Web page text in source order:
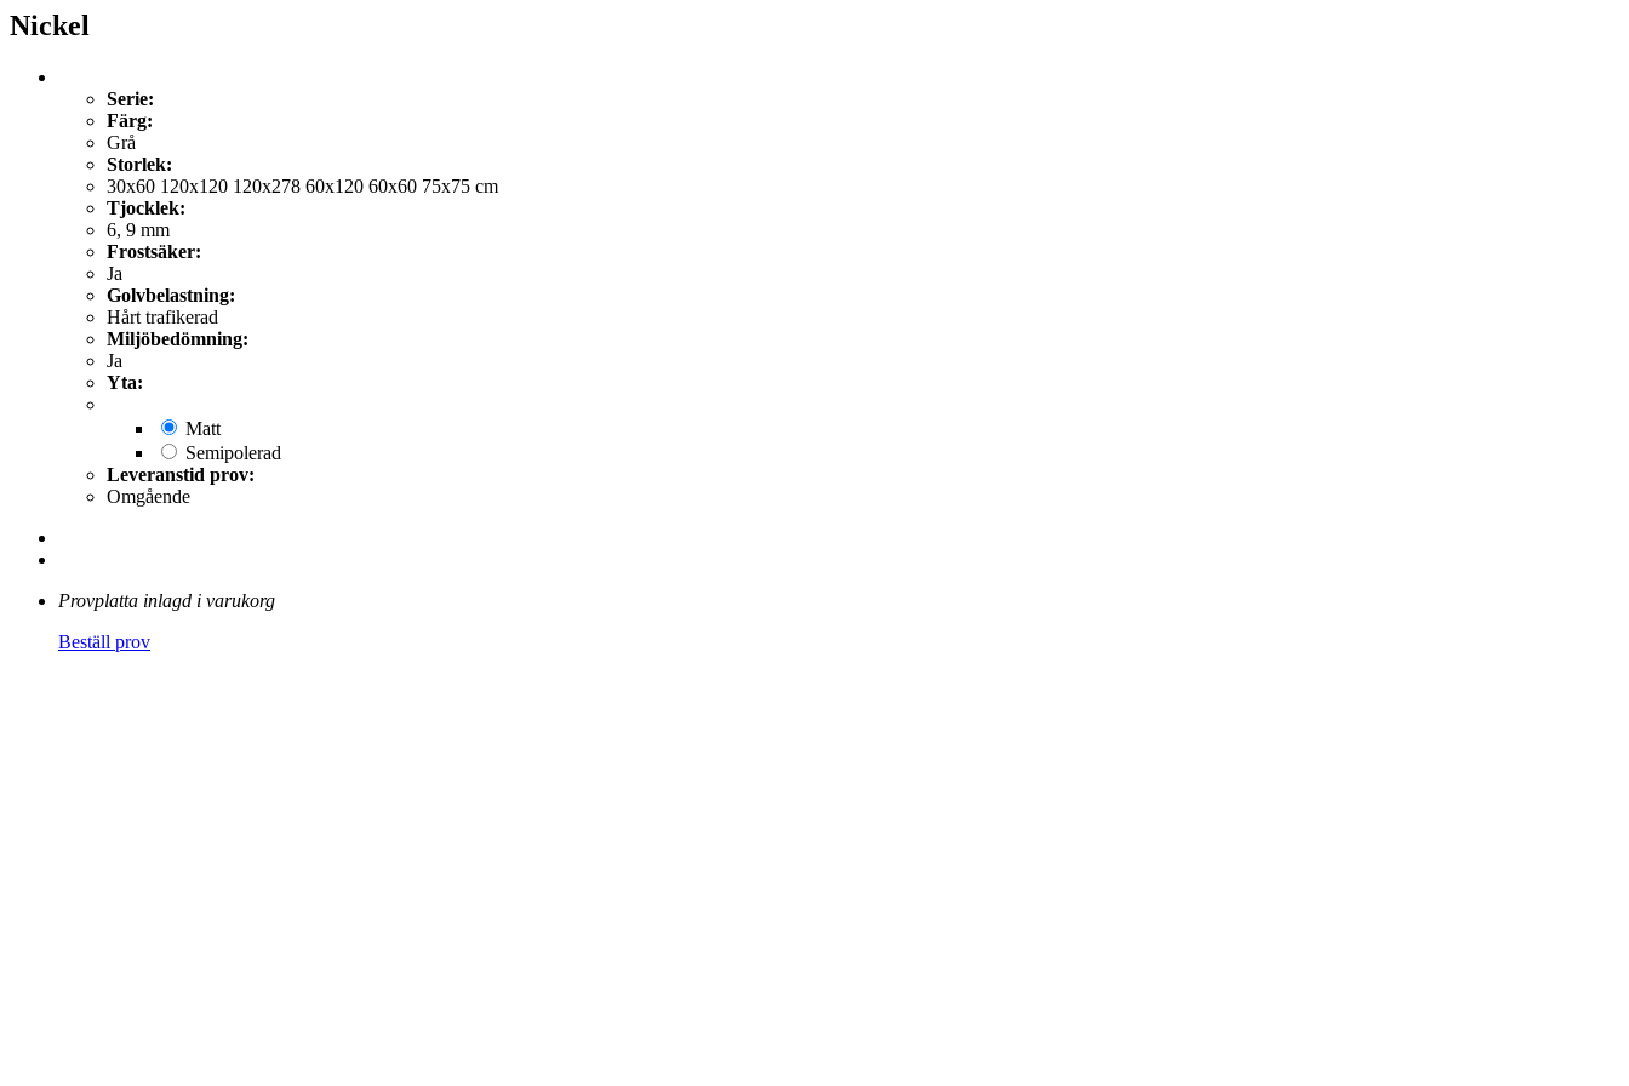
Nickel
Serie:
Färg:
Grå
Storlek:
30x60 120x120 120x278 60x120 60x60 75x75 cm
Tjocklek:
6, 9 mm
Frostsäker:
Ja
Golvbelastning:
Hårt trafikerad
Miljöbedömning:
Ja
Yta:
Matt
Semipolerad
Leveranstid prov:
Omgående
Provplatta inlagd i varukorg
Beställ prov